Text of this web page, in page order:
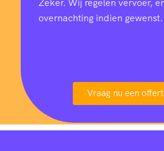
Zeker. Wij regelen vervoer,
overnachting indien gewenst.
Vraag nu een